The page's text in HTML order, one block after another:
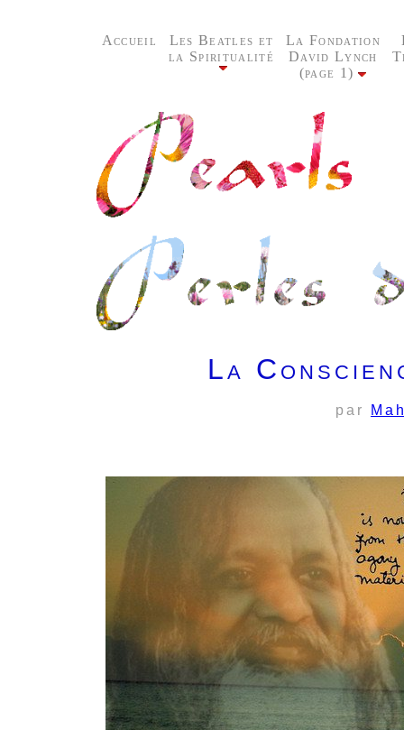
Accueil
Les Beatles et
la Spiritualité
La Fondation
David Lynch
(page 1)
La
par